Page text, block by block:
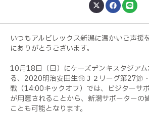
いつもアルビレックス新潟に温かいご声援
にありがとうございます。
10月18日（日）にケーズデンキスタジア
る、 2020明治安田生命Ｊ２リーグ第27節
戦（14:00キックオフ）では、ビジターサ
が用意されることから、新潟サポーターの
ことも可能となります。